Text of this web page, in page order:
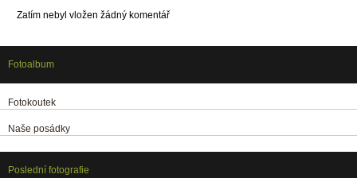
Zatím nebyl vložen žádný komentář
Fotoalbum
Fotokoutek
Naše posádky
Poslední fotografie